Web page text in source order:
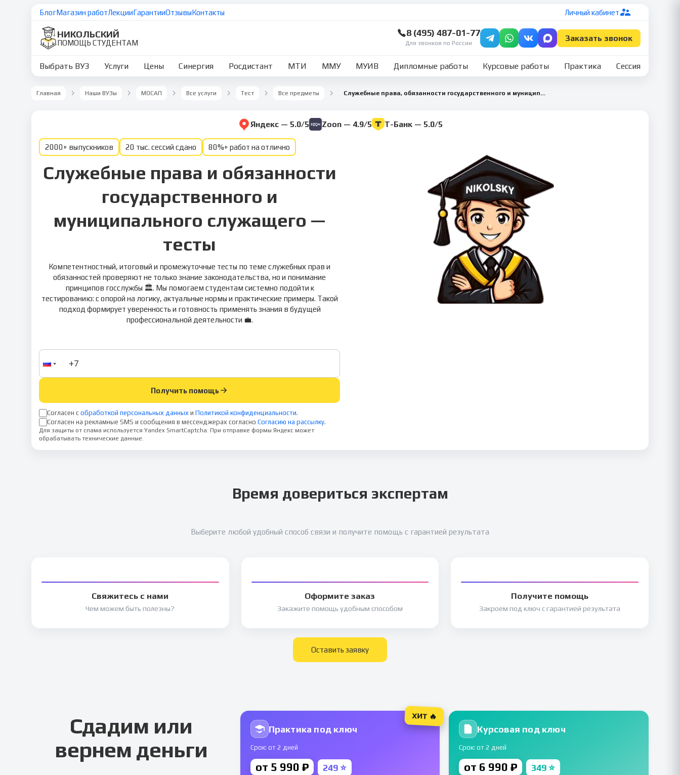
БлогМагазин работЛекцииГарантииОтзывыКонтакты Личный кабинет
НИКОЛЬСКИЙ
ПОМОЩЬ СТУДЕНТАМ
8 (495) 487-01-77
Для звонков по России
Заказать звонок
Выбрать ВУЗ Услуги Цены Синергия Росдистант МТИ ММУ МУИВ Дипломные работы Курсовые работы Практика Сессия
Главная Наши ВУЗы МОСАП Все услуги Тест Все предметы Служебные права, обязанности государственного и муниципального служащего
Яндекс — 5.0/5 Zoon — 4.9/5 Т-Банк — 5.0/5
2000+ выпускников 20 тыс. сессий сдано 80%+ работ на отлично
Служебные права и обязанности
государственного и
муниципального служащего —
тесты
Компетентностный, итоговый и промежуточные тесты по теме служебных прав и
обязанностей проверяют не только знание законодательства, но и понимание
принципов госслужбы 🏛️. Мы помогаем студентам системно подойти к
тестированию: с опорой на логику, актуальные нормы и практические примеры. Такой
подход формирует уверенность и готовность применять знания в будущей
профессиональной деятельности 💼.
Получить помощь
Согласен с обработкой персональных данных и Политикой конфиденциальности.
Согласен на рекламные SMS и сообщения в мессенджерах согласно Согласию на рассылку.
Для защиты от спама используется Yandex SmartCaptcha. При отправке формы Яндекс может
обрабатывать технические данные.
Время довериться экспертам
Выберите любой удобный способ связи и получите помощь с гарантией результата
Свяжитесь с нами
Чем можем быть полезны?
Оформите заказ
Закажите помощь удобным способом
Получите помощь
Закроем под ключ с гарантией результата
Оставить заявку
Сдадим или
вернем деньги
Практика под ключ
Срок: от 2 дней
от 5 990 ₽ 249 ⭐
ХИТ 🔥
Курсовая под ключ
Срок: от 2 дней
от 6 990 ₽ 349 ⭐